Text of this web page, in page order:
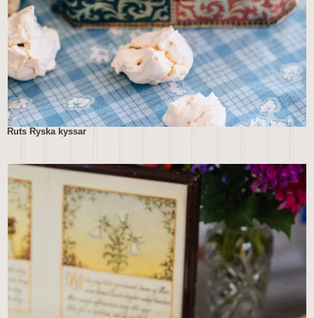
Ruts Ryska kyssar